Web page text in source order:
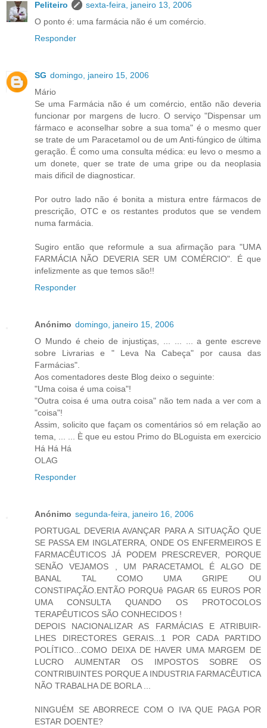
Peliteiro
sexta-feira, janeiro 13, 2006
O ponto é: uma farmácia não é um comércio.
Responder
SG domingo, janeiro 15, 2006
Mário
Se uma Farmácia não é um comércio, então não deveria
funcionar por margens de lucro. O serviço "Dispensar um
fármaco e aconselhar sobre a sua toma" é o mesmo quer
se trate de um Paracetamol ou de um Anti-fúngico de última
geração. É como uma consulta médica: eu levo o mesmo a
um donete, quer se trate de uma gripe ou da neoplasia
mais dificil de diagnosticar.
Por outro lado não é bonita a mistura entre fármacos de
prescrição, OTC e os restantes produtos que se vendem
numa farmácia.
Sugiro então que reformule a sua afirmação para "UMA
FARMÁCIA NÃO DEVERIA SER UM COMÉRCIO". É que
infelizmente as que temos são!!
Responder
Anónimo domingo, janeiro 15, 2006
O Mundo é cheio de injustiças, ... ... ... a gente escreve
sobre Livrarias e " Leva Na Cabeça" por causa das
Farmácias".
Aos comentadores deste Blog deixo o seguinte:
"Uma coisa é uma coisa"!
"Outra coisa é uma outra coisa" não tem nada a ver com a
"coisa"!
Assim, solicito que façam os comentários só em relação ao
tema, ... ... È que eu estou Primo do BLoguista em exercicio
Há Há Há
OLAG
Responder
Anónimo segunda-feira, janeiro 16, 2006
PORTUGAL DEVERIA AVANÇAR PARA A SITUAÇÃO QUE
SE PASSA EM INGLATERRA, ONDE OS ENFERMEIROS E
FARMACÊUTICOS JÁ PODEM PRESCREVER, PORQUE
SENÃO VEJAMOS , UM PARACETAMOL É ALGO DE
BANAL TAL COMO UMA GRIPE OU
CONSTIPAÇÃO.ENTÃO PORQUê PAGAR 65 EUROS POR
UMA CONSULTA QUANDO OS PROTOCOLOS
TERAPÊUTICOS SÃO CONHECIDOS !
DEPOIS NACIONALIZAR AS FARMÁCIAS E ATRIBUIR-
LHES DIRECTORES GERAIS...1 POR CADA PARTIDO
POLÍTICO...COMO DEIXA DE HAVER UMA MARGEM DE
LUCRO AUMENTAR OS IMPOSTOS SOBRE OS
CONTRIBUINTES PORQUE A INDUSTRIA FARMACÊUTICA
NÃO TRABALHA DE BORLA ...
NINGUÉM SE ABORRECE COM O IVA QUE PAGA POR
ESTAR DOENTE?